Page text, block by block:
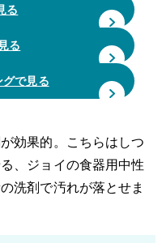
る
る
グで見る
効果的。こちらはしつ
、ジョイの食器用中性
洗剤で汚れが落とせま